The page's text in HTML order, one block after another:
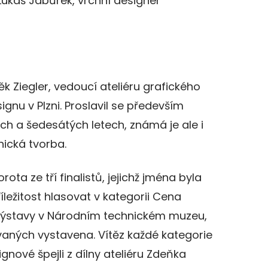
Ziegler, vedoucí ateliéru grafického
v Plzni. Proslavil se především
a šedesátých letech, známá je ale i
tvorba.
ze tří finalistů, jejichž jména byla
hlasovat v kategorii Cena
v Národním technickém muzeu,
vystavena. Vítěz každé kategorie
špejli z dílny ateliéru Zdeňka